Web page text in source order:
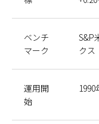
ベンチ
マーク
S&P
クス
運用開
始
1990